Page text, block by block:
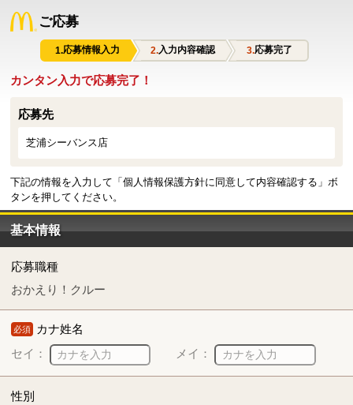
ご応募
応募情報入力 入力内容確認 応募完了
カンタン入力で応募完了！
応募先
芝浦シーバンス店
下記の情報を入力して「個人情報保護方針に同意して内容確認する」ボ
タンを押してください。
基本情報
応募職種
おかえり！クルー
必須 カナ姓名
セイ：
メイ：
性別